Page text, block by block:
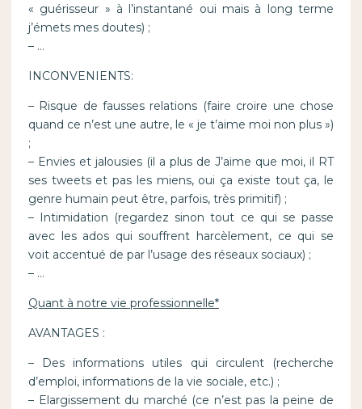
« guérisseur » à l’instantané oui mais à long terme
j’émets mes doutes) ;
– …
INCONVENIENTS:
– Risque de fausses relations (faire croire une chose
quand ce n’est une autre, le « je t’aime moi non plus »)
;
– Envies et jalousies (il a plus de J’aime que moi, il RT
ses tweets et pas les miens, oui ça existe tout ça, le
genre humain peut être, parfois, très primitif) ;
– Intimidation (regardez sinon tout ce qui se passe
avec les ados qui souffrent harcèlement, ce qui se
voit accentué de par l’usage des réseaux sociaux) ;
– …
Quant à notre vie professionnelle*
AVANTAGES :
– Des informations utiles qui circulent (recherche
d’emploi, informations de la vie sociale, etc.) ;
– Elargissement du marché (ce n’est pas la peine de